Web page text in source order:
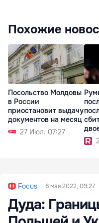
Похожие
Посольство Молдовы
в России
приостановит выдачу
документов на месяц
27 Июл. 07:27
Focus 6 мая 2022, 09:27
Дуда: